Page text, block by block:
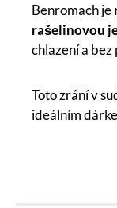
Benromach je
rašelinovou
chlazení a
Toto zrání v
ideálním